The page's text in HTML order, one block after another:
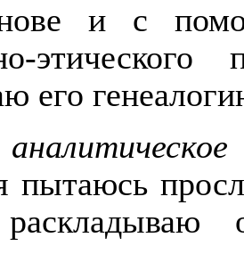
и с
его
пытаюсь